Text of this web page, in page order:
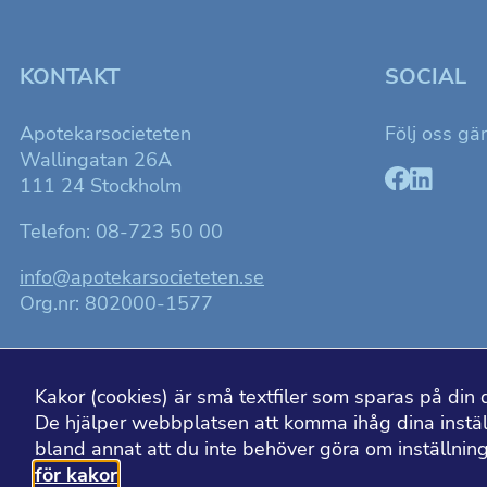
KONTAKT
Apotekarsocieteten
Wallingatan 26A
111 24 Stockholm
Telefon: 08-723 50 00
info@apotekarsocieteten.se
Org.nr: 802000-1577
SOCIAL
Följ oss
Kakor (cookies) är små textfiler som sparas på
De hjälper webbplatsen att komma ihåg dina
bland annat att du inte behöver göra om
för kakor